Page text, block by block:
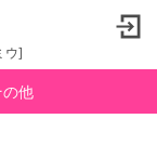
ウ]
の他